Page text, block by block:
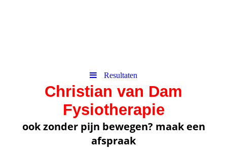
Resultaten
Christian van Dam
Fysiotherapie
ook zonder pijn bewegen? maak een
afspraak